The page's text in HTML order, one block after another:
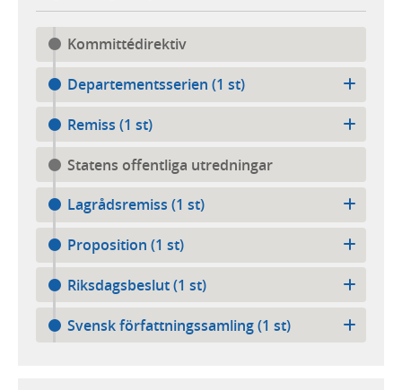
Kommittédirektiv
Departementsserien (1 st)
Remiss (1 st)
Statens offentliga utredningar
Lagrådsremiss (1 st)
Proposition (1 st)
Riksdagsbeslut (1 st)
Svensk författningssamling (1 st)